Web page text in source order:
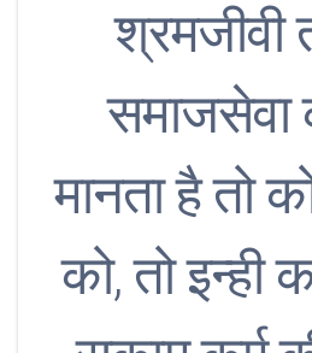
श्रमजीवी
समाजसेवा
मानता है तो
को, तो इन्ही